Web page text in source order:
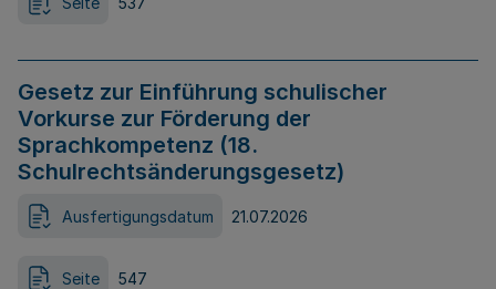
Gesetz zur Einführung schulischer
Vorkurse zur Förderung der
Sprachkompetenz (18.
Schulrechtsänderungsgesetz)
Ausfertigungsdatum 21.07.2026
Seite 547